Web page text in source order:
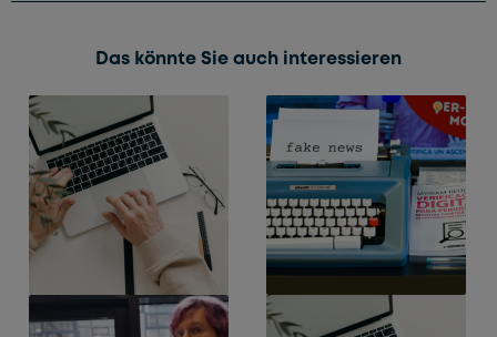
Das könnte Sie auch interessieren